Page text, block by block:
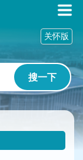
搜一下
关怀版